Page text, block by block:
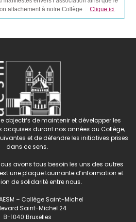
attachement à notre Collège… Clique ici.
objectifs de maintenir et développer les
acquises durant nos années au Collège,
et de défendre les initiatives prises
dans ce sens.
avons tous besoin les uns des autres
une plaque tournante d’information et
de solidarité entre nous.
– Collège Saint-Michel
Saint-Michel 24
B-1040 Bruxelles